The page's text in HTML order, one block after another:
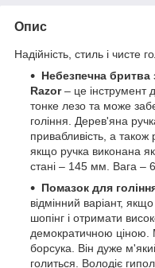
Опис
Надійність, стиль і чисте
Небезпечна
Razor– це інструмент
тонке лезо та може
гоління. Дерев'яна
привабливість, а
якщо ручка виконана
стані – 145 мм. Вага –
Помазок для
відмінний варіант,
шопінг і отримати
демократичною ціною.
борсука. Він дуже
голиться. Володіє